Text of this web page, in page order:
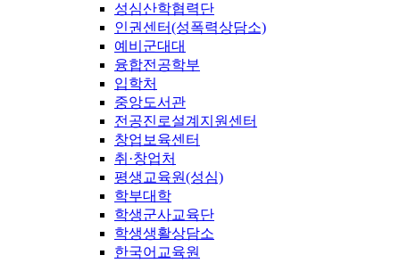
성심산학협력단
인권센터(성폭력상담소)
예비군대대
융합전공학부
입학처
중앙도서관
전공진로설계지원센터
창업보육센터
취·창업처
평생교육원(성심)
학부대학
학생군사교육단
학생생활상담소
한국어교육원